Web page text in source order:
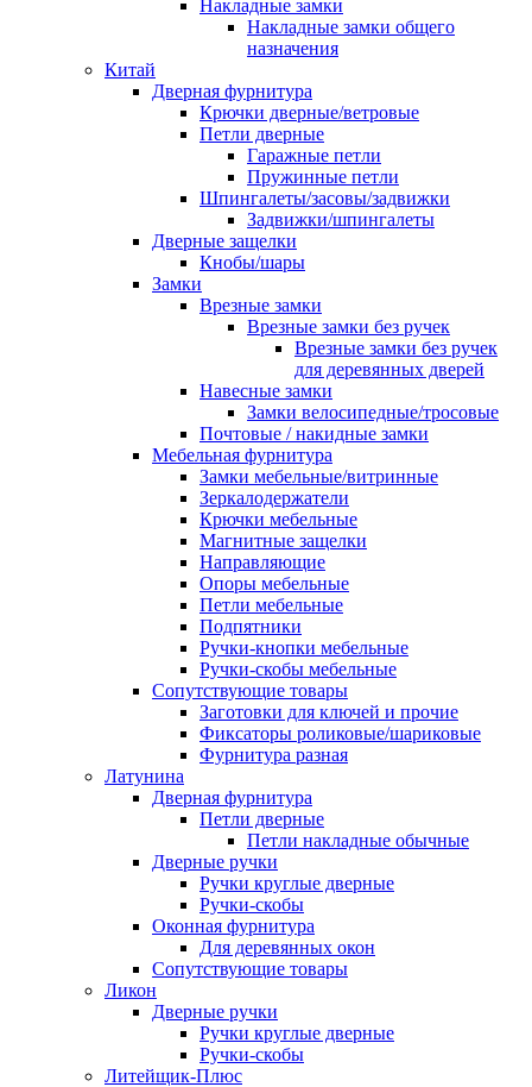
Накладные замки
Накладные замки общего
назначения
Китай
Дверная фурнитура
Крючки дверные/ветровые
Петли дверные
Гаражные петли
Пружинные петли
Шпингалеты/засовы/задвижки
Задвижки/шпингалеты
Дверные защелки
Кнобы/шары
Замки
Врезные замки
Врезные замки без ручек
Врезные замки без ручек
для деревянных дверей
Навесные замки
Замки велосипедные/тросовые
Почтовые / накидные замки
Мебельная фурнитура
Замки мебельные/витринные
Зеркалодержатели
Крючки мебельные
Магнитные защелки
Направляющие
Опоры мебельные
Петли мебельные
Подпятники
Ручки-кнопки мебельные
Ручки-скобы мебельные
Сопутствующие товары
Заготовки для ключей и прочие
Фиксаторы роликовые/шариковые
Фурнитура разная
Латунина
Дверная фурнитура
Петли дверные
Петли накладные обычные
Дверные ручки
Ручки круглые дверные
Ручки-скобы
Оконная фурнитура
Для деревянных окон
Сопутствующие товары
Ликон
Дверные ручки
Ручки круглые дверные
Ручки-скобы
Литейщик-Плюс